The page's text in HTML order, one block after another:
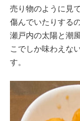
売り物のように見
傷んでいたりする
瀬戸内の太陽と潮
こでしか味わえな
す。